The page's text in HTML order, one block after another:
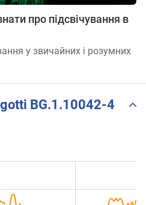
про підсвічування в
у звичайних і розумних
BG.1.10042-4